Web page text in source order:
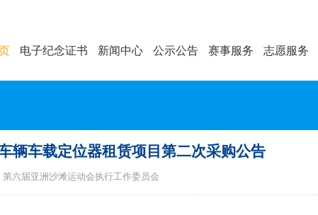
电子纪念证书 新闻中心 公示公告 赛事服务 志愿服务
辆车载定位器租赁项目第二次采购公告
六届亚洲沙滩运动会执行工作委员会